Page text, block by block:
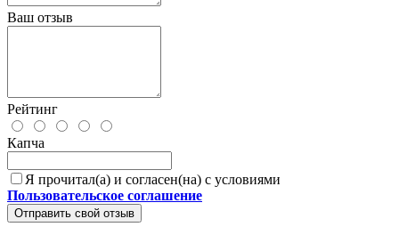
Ваш отзыв
Рейтинг
Капча
Я прочитал(а) и согласен(на) с условиями
Пользовательское соглашение
Отправить свой отзыв